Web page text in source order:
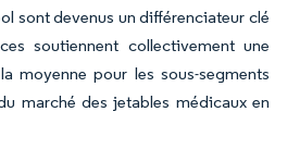
sont devenus un différenciateur clé
soutiennent collectivement une
moyenne pour les sous-segments
marché des jetables médicaux en